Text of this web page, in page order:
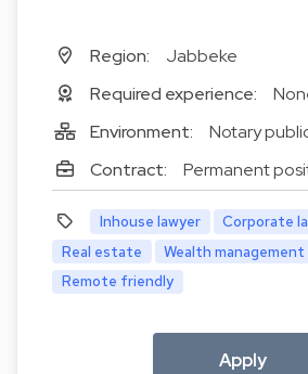
Region:
Jabbeke
Required experience:
Environment:
Notary
Contract:
Permanent
Inhouse lawyer Corporate
Real estate
Wealth management
Remote friendly
Apply